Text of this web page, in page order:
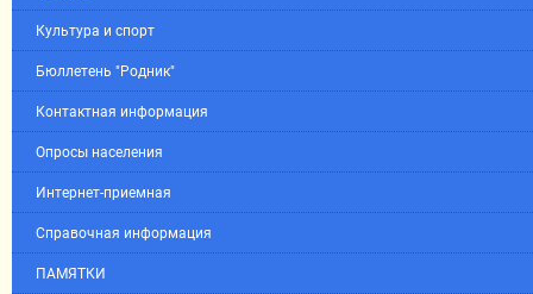
Культура и спорт
Бюллетень "Родник"
Контактная информация
Опросы населения
Интернет-приемная
Справочная информация
ПАМЯТКИ